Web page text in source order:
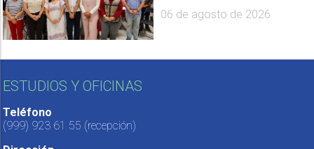
06 de agosto de 2026
ESTUDIOS Y OFICINAS
Teléfono
(999) 923 61 55 (recepción)